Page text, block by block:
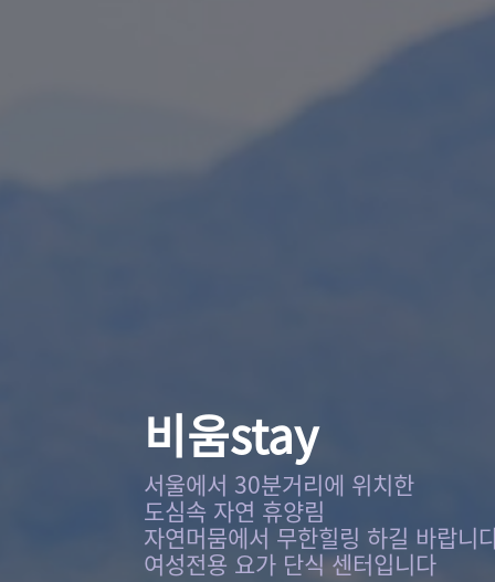
비움stay
서울에서 30분거리에 위치한
도심속 자연 휴양림
자연머뭄에서 무한힐링 하길 바랍니
여성전용 요가 단식 센터입니다